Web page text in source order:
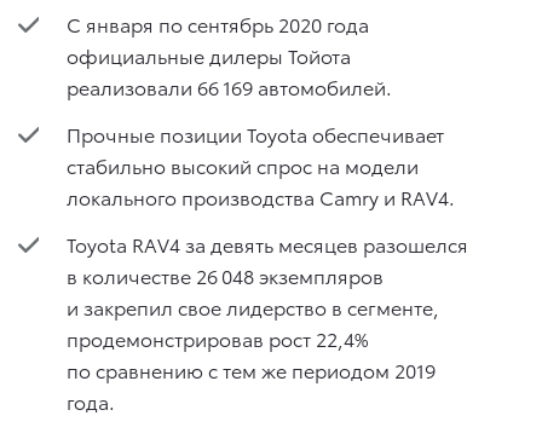
С января по сентябрь 2020 года
официальные дилеры Тойота
реализовали 66 169 автомобилей.
Прочные позиции Toyota обеспечивает
стабильно высокий спрос на модели
локального производства Camry и RAV4.
Toyota RAV4 за девять месяцев разошелся
в количестве 26 048 экземпляров
и закрепил свое лидерство в сегменте,
продемонстрировав рост 22,4%
по сравнению с тем же периодом 2019
года.